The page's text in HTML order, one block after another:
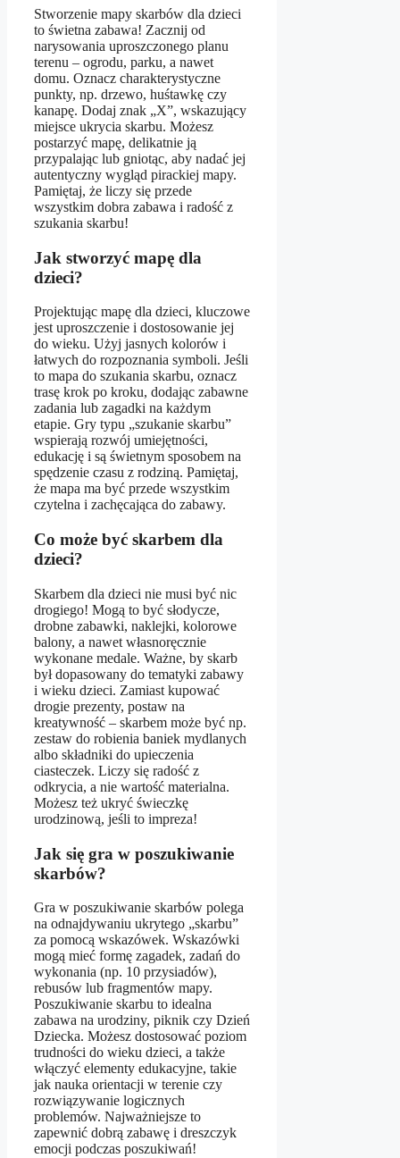
Stworzenie mapy skarbów dla dzieci
to świetna zabawa! Zacznij od
narysowania uproszczonego planu
terenu – ogrodu, parku, a nawet
domu. Oznacz charakterystyczne
punkty, np. drzewo, huśtawkę czy
kanapę. Dodaj znak „X”, wskazujący
miejsce ukrycia skarbu. Możesz
postarzyć mapę, delikatnie ją
przypalając lub gniotąc, aby nadać jej
autentyczny wygląd pirackiej mapy.
Pamiętaj, że liczy się przede
wszystkim dobra zabawa i radość z
szukania skarbu!
Jak stworzyć mapę dla
dzieci?
Projektując mapę dla dzieci, kluczowe
jest uproszczenie i dostosowanie jej
do wieku. Użyj jasnych kolorów i
łatwych do rozpoznania symboli. Jeśli
to mapa do szukania skarbu, oznacz
trasę krok po kroku, dodając zabawne
zadania lub zagadki na każdym
etapie. Gry typu „szukanie skarbu”
wspierają rozwój umiejętności,
edukację i są świetnym sposobem na
spędzenie czasu z rodziną. Pamiętaj,
że mapa ma być przede wszystkim
czytelna i zachęcająca do zabawy.
Co może być skarbem dla
dzieci?
Skarbem dla dzieci nie musi być nic
drogiego! Mogą to być słodycze,
drobne zabawki, naklejki, kolorowe
balony, a nawet własnoręcznie
wykonane medale. Ważne, by skarb
był dopasowany do tematyki zabawy
i wieku dzieci. Zamiast kupować
drogie prezenty, postaw na
kreatywność – skarbem może być np.
zestaw do robienia baniek mydlanych
albo składniki do upieczenia
ciasteczek. Liczy się radość z
odkrycia, a nie wartość materialna.
Możesz też ukryć świeczkę
urodzinową, jeśli to impreza!
Jak się gra w poszukiwanie
skarbów?
Gra w poszukiwanie skarbów polega
na odnajdywaniu ukrytego „skarbu”
za pomocą wskazówek. Wskazówki
mogą mieć formę zagadek, zadań do
wykonania (np. 10 przysiadów),
rebusów lub fragmentów mapy.
Poszukiwanie skarbu to idealna
zabawa na urodziny, piknik czy Dzień
Dziecka. Możesz dostosować poziom
trudności do wieku dzieci, a także
włączyć elementy edukacyjne, takie
jak nauka orientacji w terenie czy
rozwiązywanie logicznych
problemów. Najważniejsze to
zapewnić dobrą zabawę i dreszczyk
emocji podczas poszukiwań!